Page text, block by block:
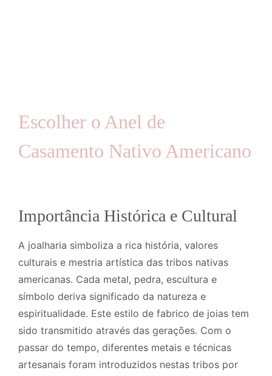
Escolher o Anel de
Casamento Nativo Americano
Importância Histórica e Cultural
A joalharia simboliza a rica história, valores
culturais e mestria artística das tribos nativas
americanas. Cada metal, pedra, escultura e
símbolo deriva significado da natureza e
espiritualidade. Este estilo de fabrico de joias tem
sido transmitido através das gerações. Com o
passar do tempo, diferentes metais e técnicas
artesanais foram introduzidos nestas tribos por